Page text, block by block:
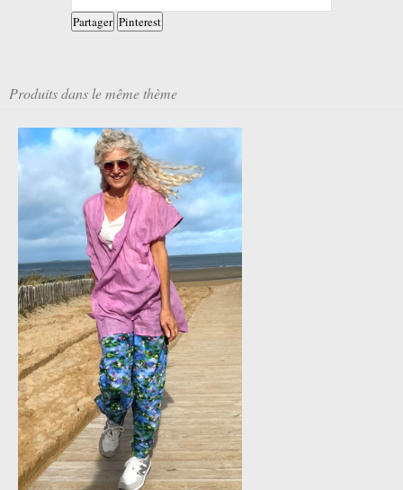
Partager Pinterest
Produits dans le même thème